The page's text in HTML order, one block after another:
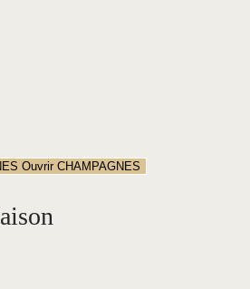
Ouvrir CHAMPAGNES